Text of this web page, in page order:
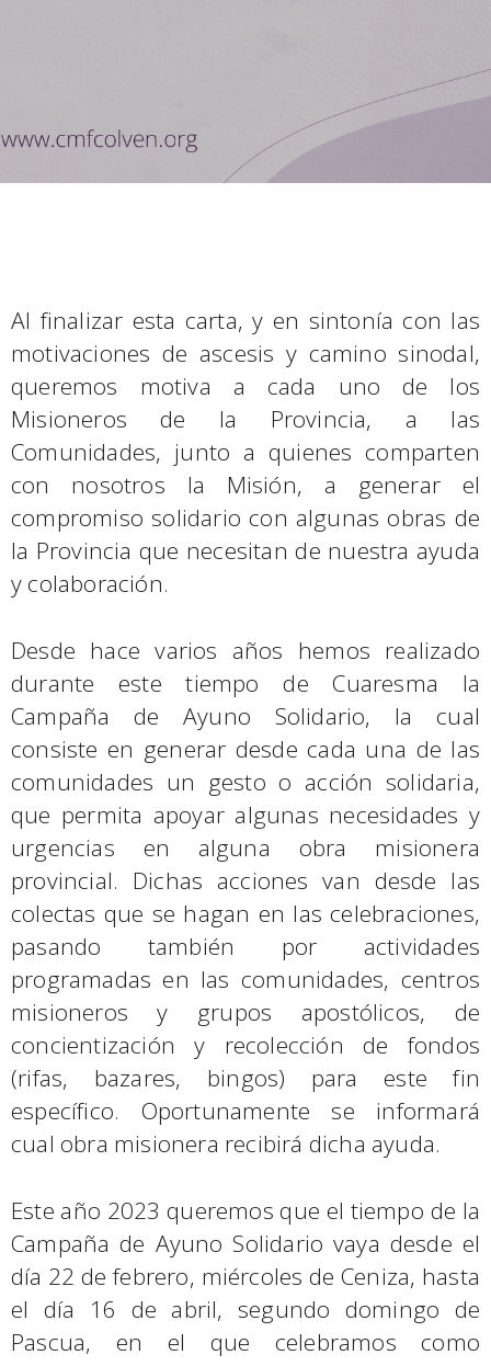
Al finalizar esta carta, y en sintonía con las
motivaciones de ascesis y camino sinodal,
queremos motiva a cada uno de los
Misioneros de la Provincia, a las
Comunidades, junto a quienes comparten
con nosotros la Misión, a generar el
compromiso solidario con algunas obras de
la Provincia que necesitan de nuestra ayuda
y colaboración.
Desde hace varios años hemos realizado
durante este tiempo de Cuaresma la
Campaña de Ayuno Solidario, la cual
consiste en generar desde cada una de las
comunidades un gesto o acción solidaria,
que permita apoyar algunas necesidades y
urgencias en alguna obra misionera
provincial. Dichas acciones van desde las
colectas que se hagan en las celebraciones,
pasando también por actividades
programadas en las comunidades, centros
misioneros y grupos apostólicos, de
concientización y recolección de fondos
(rifas, bazares, bingos) para este fin
específico. Oportunamente se informará
cual obra misionera recibirá dicha ayuda.
Este año 2023 queremos que el tiempo de la
Campaña de Ayuno Solidario vaya desde el
día 22 de febrero, miércoles de Ceniza, hasta
el día 16 de abril, segundo domingo de
Pascua, en el que celebramos como